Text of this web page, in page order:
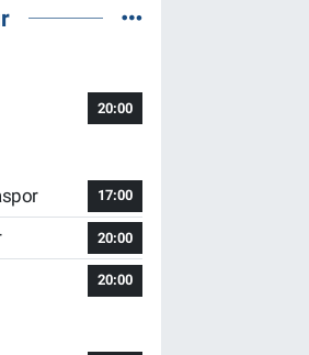
20:00
17:00
20:00
20:00